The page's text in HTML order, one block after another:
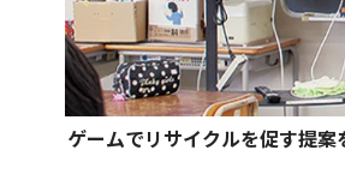
ゲームでリサイクルを促す提案